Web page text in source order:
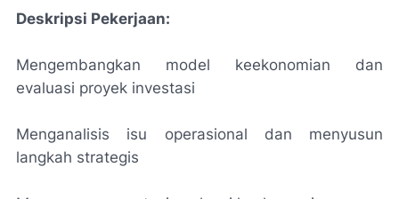
Deskripsi Pekerjaan:
Mengembangkan model keekonomian dan
evaluasi proyek investasi
Menganalisis isu operasional dan menyusun
langkah strategis